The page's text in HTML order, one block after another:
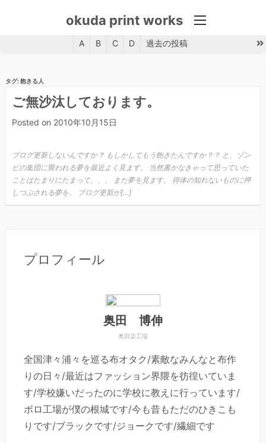
テ
okuda print works
menu
A
B C D 過去の投稿
タグ:飽きる人
ご無沙汰しております。
Posted on 2010年10月15日
ブログ更新しないんですか？ もしかしてもう飽きたんですか？？ と、ゾン
ビの集団に襲われる夢を最近よく見ます。 当然書かなきゃって思っていた
ことはたまりにたまって、、、 また夢を見ます。 得体の知れないものに押
しつぶされる夢を。 ブログ更新が[…]
プロフィール
奥田 博伸
奥田染工場
全国津々浦々を巡る布オタク/素敵なみんなと布作
りの日々/最近はファッション界隈を彷徨いていま
す/学校嫌いだったのに学校に教えに行っています/
ボロ工場が僕の根城です/今も昔もただのひきこも
りです/ブラックです/ジョークです/繊細です